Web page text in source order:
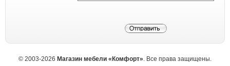
© 2003-2026 Магазин мебели «Комфорт» . Все права защищены.